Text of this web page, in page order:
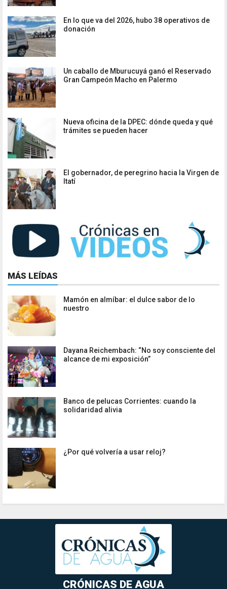
En lo que va del 2026, hubo 38 operativos de
donación
Un caballo de Mburucuyá ganó el Reservado
Gran Campeón Macho en Palermo
Nueva oficina de la DPEC: dónde queda y qué
trámites se pueden hacer
El gobernador, de peregrino hacia la Virgen de
Itatí
MÁS LEÍDAS
Mamón en almíbar: el dulce sabor de lo
nuestro
Dayana Reichembach: “No soy consciente del
alcance de mi exposición”
Banco de pelucas Corrientes: cuando la
solidaridad alivia
¿Por qué volvería a usar reloj?
CRÓNICAS DE AGUA